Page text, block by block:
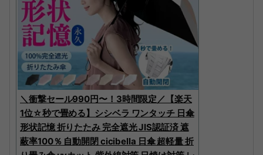
＼衝撃セール990円〜！3時間限定／【楽天
1位☆秒で畳める】シシベラ ワンタッチ 日傘
形状記憶 折りたたみ 完全遮光 JIS認証済 遮
蔽率100％ 自動開閉 cicibella 日傘 超軽量 折